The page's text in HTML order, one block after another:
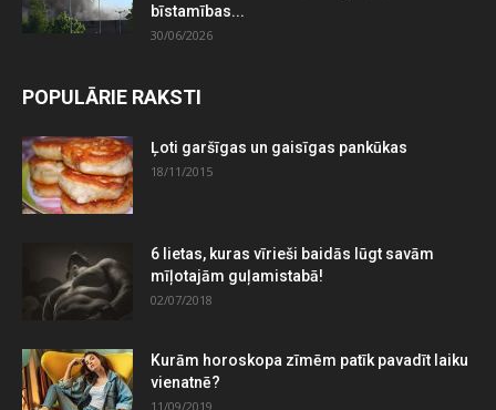
bīstamības...
30/06/2026
POPULĀRIE RAKSTI
Ļoti garšīgas un gaisīgas pankūkas
18/11/2015
6 lietas, kuras vīrieši baidās lūgt savām
mīļotajām guļamistabā!
02/07/2018
Kurām horoskopa zīmēm patīk pavadīt laiku
vienatnē?
11/09/2019